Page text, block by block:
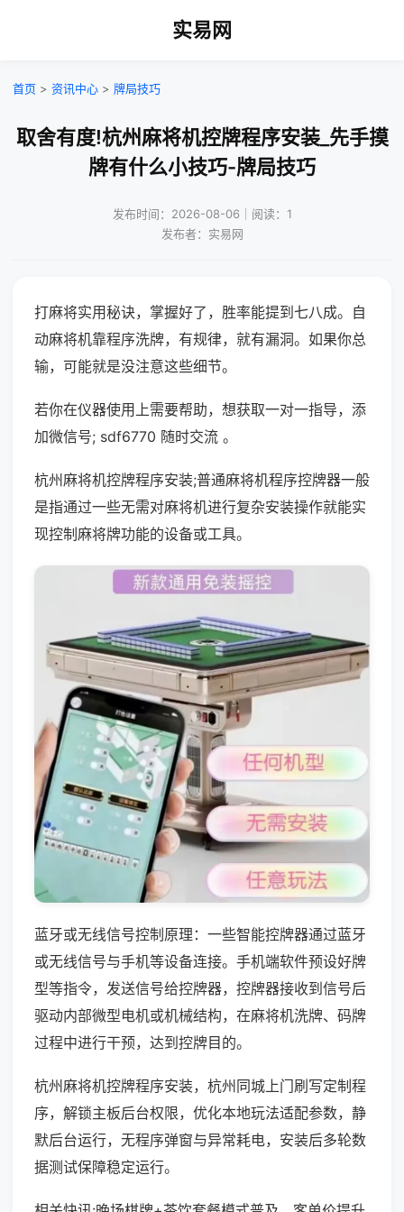
实易网
首页 > 资讯中心 > 牌局技巧
取舍有度!杭州麻将机控牌程序安装_先手摸
牌有什么小技巧-牌局技巧
发布时间：2026-08-06｜阅读：1
发布者：实易网
打麻将实用秘诀，掌握好了，胜率能提到七八成。自
动麻将机靠程序洗牌，有规律，就有漏洞。如果你总
输，可能就是没注意这些细节。
若你在仪器使用上需要帮助，想获取一对一指导，添
加微信号; sdf6770 随时交流 。
杭州麻将机控牌程序安装;普通麻将机程序控牌器一般
是指通过一些无需对麻将机进行复杂安装操作就能实
现控制麻将牌功能的设备或工具。
蓝牙或无线信号控制原理：一些智能控牌器通过蓝牙
或无线信号与手机等设备连接。手机端软件预设好牌
型等指令，发送信号给控牌器，控牌器接收到信号后
驱动内部微型电机或机械结构，在麻将机洗牌、码牌
过程中进行干预，达到控牌目的。
杭州麻将机控牌程序安装，杭州同城上门刷写定制程
序，解锁主板后台权限，优化本地玩法适配参数，静
默后台运行，无程序弹窗与异常耗电，安装后多轮数
据测试保障稳定运行。